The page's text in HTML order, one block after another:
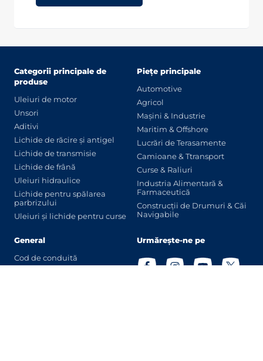
Categorii principale de
produse
Uleiuri de motor
Unsori
Aditivi
Lichide de răcire și antigel
Lichide de transmisie
Lichide de frână
Uleiuri hidraulice
Lichide pentru spălarea
parbrizului
Uleiuri și lichide pentru curse
Piețe principale
Automotive
Agricol
Mașini & Industrie
Maritim & Offshore
Lucrări de Terasamente
Camioane & Ttransport
Curse & Raliuri
Industria Alimentară &
Farmaceutică
Construcții de Drumuri & Căi
Navigabile
General
Cod de conduită
Urmărește-ne pe